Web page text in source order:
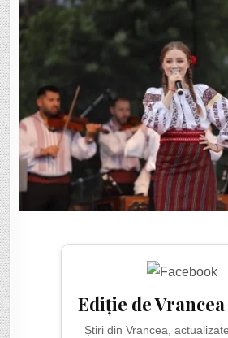
Ediție de
Știri din Vrancea,